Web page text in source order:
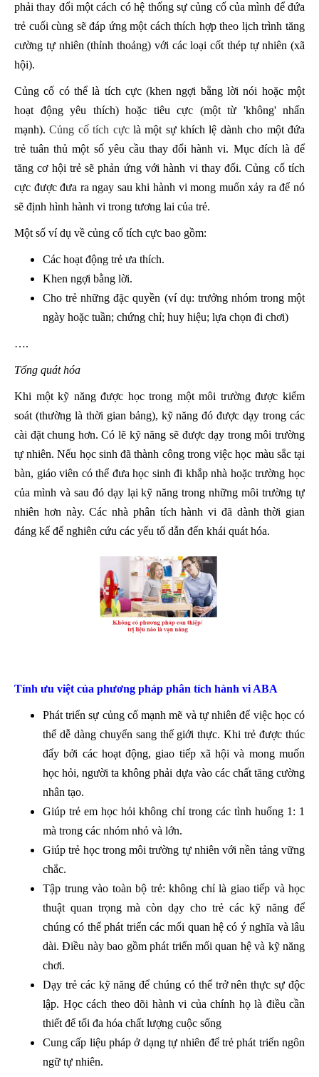
phải thay đổi một cách có hệ thống sự củng cố của mình để đứa
trẻ cuối cùng sẽ đáp ứng một cách thích hợp theo lịch trình tăng
cường tự nhiên (thỉnh thoảng) với các loại cốt thép tự nhiên (xã
hội).
Củng cố có thể là tích cực (khen ngợi bằng lời nói hoặc một
hoạt động yêu thích) hoặc tiêu cực (một từ 'không' nhấn
mạnh).Củng cố tích cựclà một sự khích lệ dành cho một đứa
trẻ tuân thủ một số yêu cầu thay đổi hành vi. Mục đích là để
tăng cơ hội trẻ sẽ phản ứng với hành vi thay đổi. Củng cố tích
cực được đưa ra ngay sau khi hành vi mong muốn xảy ra để nó
sẽ định hình hành vi trong tương lai của trẻ.
Một số ví dụ về củng cố tích cực bao gồm:
Các hoạt động trẻ ưa thích.
Khen ngợi bằng lời.
Cho trẻ những đặc quyền (ví dụ: trưởng nhóm trong một
ngày hoặc tuần; chứng chỉ; huy hiệu; lựa chọn đi chơi)
….
Tổng quát hóa
Khi một kỹ năng được học trong một môi trường được kiểm
soát (thường là thời gian bảng), kỹ năng đó được dạy trong các
cài đặt chung hơn. Có lẽ kỹ năng sẽ được dạy trong môi trường
tự nhiên. Nếu học sinh đã thành công trong việc học màu sắc tại
bàn, giáo viên có thể đưa học sinh đi khắp nhà hoặc trường học
của mình và sau đó dạy lại kỹ năng trong những môi trường tự
nhiên hơn này. Các nhà phân tích hành vi đã dành thời gian
đáng kể để nghiên cứu các yếu tố dẫn đến khái quát hóa.
Tính ưu việt của phương pháp phân tích hành vi ABA
Phát triển sự củng cố mạnh mẽ và tự nhiên để việc học có
thể dễ dàng chuyển sang thế giới thực. Khi trẻ được thúc
đẩy bởi các hoạt động, giao tiếp xã hội và mong muốn
học hỏi, người ta không phải dựa vào các chất tăng cường
nhân tạo.
Giúp trẻ em học hỏi không chỉ trong các tình huống 1: 1
mà trong các nhóm nhỏ và lớn.
Giúp trẻ học trong môi trường tự nhiên với nền tảng vững
chắc.
Tập trung vào toàn bộ trẻ: không chỉ là giao tiếp và học
thuật quan trọng mà còn dạy cho trẻ các kỹ năng để
chúng có thể phát triển các mối quan hệ có ý nghĩa và lâu
dài. Điều này bao gồm phát triển mối quan hệ và kỹ năng
chơi.
Dạy trẻ các kỹ năng để chúng có thể trở nên thực sự độc
lập. Học cách theo dõi hành vi của chính họ là điều cần
thiết để tối đa hóa chất lượng cuộc sống
Cung cấp liệu pháp ở dạng tự nhiên để trẻ phát triển ngôn
ngữ tự nhiên.